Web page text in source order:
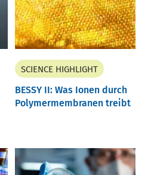
SCIENCE HIGHLIGHT
BESSY II: Was Ionen durch
Polymermembranen treibt